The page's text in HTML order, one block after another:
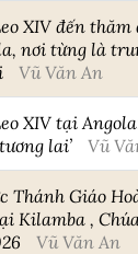
XIV đến
nơi từng là
Vũ Văn An
XIV tại
lai’
Vũ
Thánh Giáo
Kilamba ,
Vũ Văn An